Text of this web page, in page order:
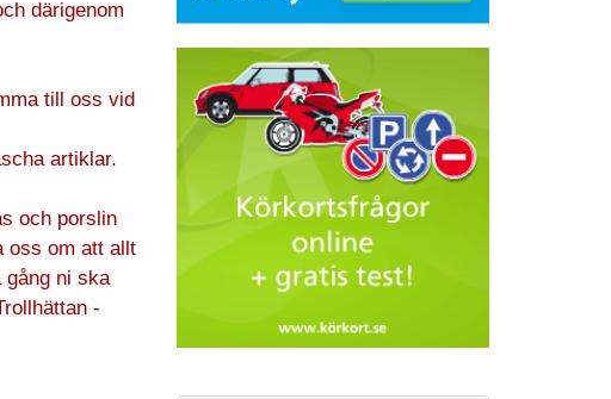
därigenom
till oss vid
artiklar.
och porslin
oss om att allt
ni ska
-